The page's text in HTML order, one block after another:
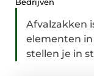
Afvalzakken
elementen
stellen je in